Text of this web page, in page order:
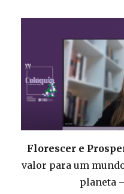
Florescer e
valor para um
planeta